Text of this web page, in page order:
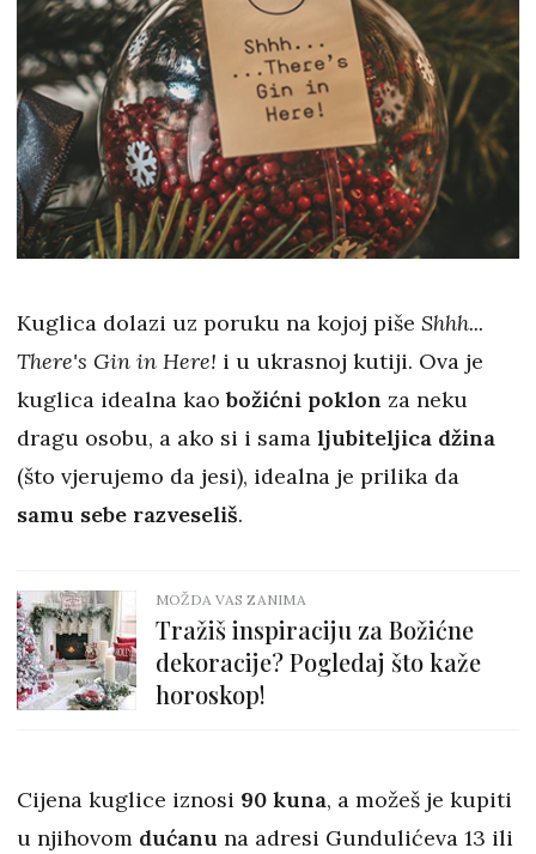
Kuglica dolazi uz poruku na kojoj piše Shhh...
There's Gin in Here! i u ukrasnoj kutiji. Ova je
kuglica idealna kaobožićni poklon za neku
dragu osobu, a ako si i sama ljubiteljica džina
(što vjerujemo da jesi), idealna je prilika da
samu sebe razveseliš.
MOŽDA VAS ZANIMA
Tražiš inspiraciju za Božićne
dekoracije? Pogledaj što kaže
horoskop!
Cijena kuglice iznosi 90 kuna, a možeš je kupiti
u njihovom dućanu na adresi Gundulićeva 13 ili